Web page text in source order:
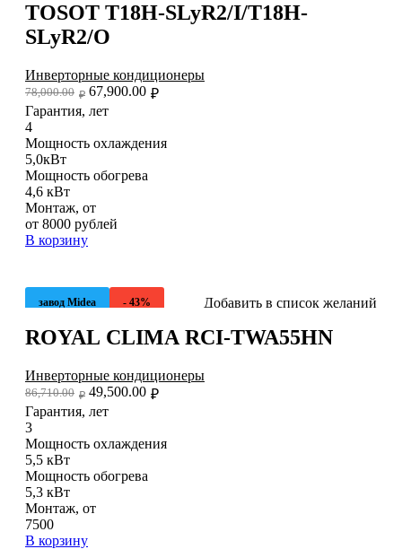
TOSOT T18H-SLyR2/I/T18H-
SLyR2/O
Инверторные кондиционеры
₽
78,000.00 ₽
67,900.00
Гарантия, лет
4
Мощность охлаждения
5,0кВт
Мощность обогрева
4,6 кВт
Монтаж, от
от 8000 рублей
В корзину
завод Midea - 43% Добавить в список желаний
ROYAL CLIMA RCI-TWA55HN
Инверторные кондиционеры
₽
86,710.00 ₽
49,500.00
Гарантия, лет
3
Мощность охлаждения
5,5 кВт
Мощность обогрева
5,3 кВт
Монтаж, от
7500
В корзину